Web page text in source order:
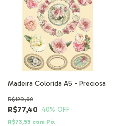
Madeira Colorida A5 - Preciosa
R$77,40
R$129,00
40% OFF
R$73,53 com Pix